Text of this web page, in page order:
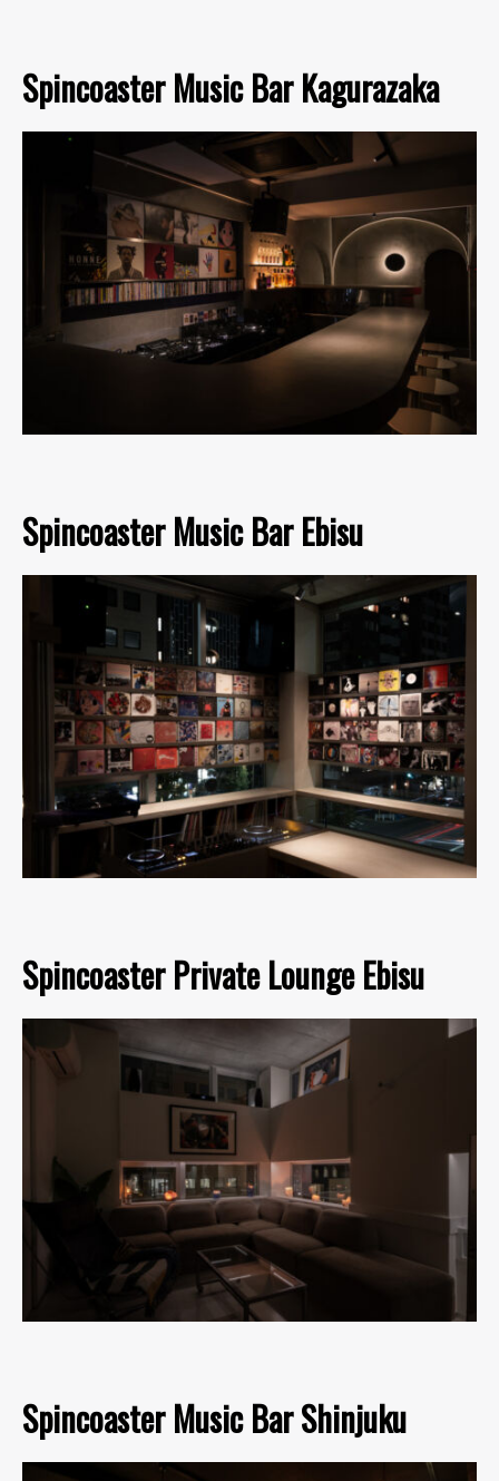
Spincoaster Music Bar Kagurazaka
Spincoaster Music Bar Ebisu
Spincoaster Private Lounge Ebisu
Spincoaster Music Bar Shinjuku